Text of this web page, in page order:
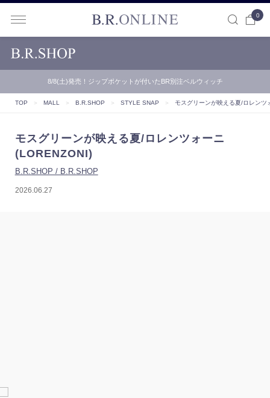
0
8/8(土)発売！ジップポケットが付いたBR別注ベルウィッチ
TOP ＞ MALL ＞ B.R.SHOP ＞ STYLE SNAP ＞ モスグリーンが映える夏/ロレンツ
モスグリーンが映える夏/ロレンツォーニ
(LORENZONI)
B.R.SHOP / B.R.SHOP
2026.06.27